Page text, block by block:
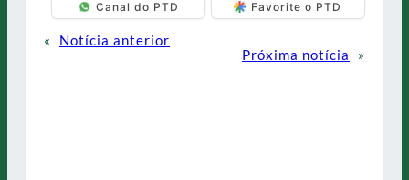
Canal do PTD Favorite o PTD
«
Notícia anterior
Próxima notícia
»